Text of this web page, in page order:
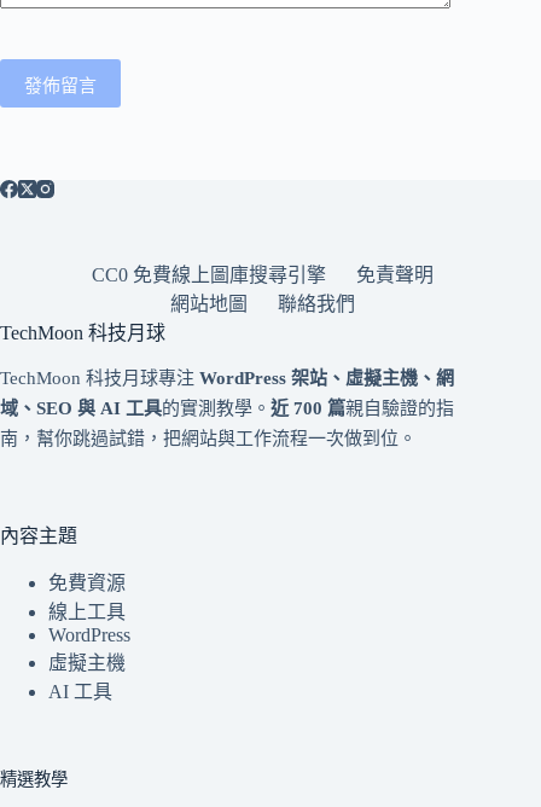
發佈留言
CC0 免費線上圖庫搜尋引擎
免責聲明
網站地圖
聯絡我們
TechMoon 科技月球
TechMoon 科技月球專注 WordPress 架站、虛擬主機、網
域、SEO 與 AI 工具的實測教學。 近 700 篇親自驗證的指
南，幫你跳過試錯，把網站與工作流程一次做到位。
內容主題
免費資源
線上工具
WordPress
虛擬主機
AI 工具
精選教學